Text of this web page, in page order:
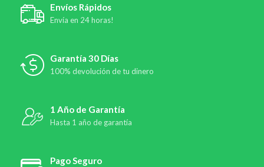
Envíos Rápidos
Envía en 24 horas!
Garantía 30 Días
100% devolución de tu dinero
1 Año de Garantía
Hasta 1 año de garantía
Pago Seguro